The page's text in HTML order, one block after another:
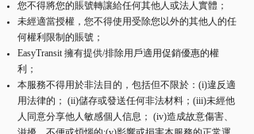
您不得將您的賬號轉讓給任何其他人或法人實體；
未經適當授權，您不得使用受除您以外的其他人的任
何權利限制的賬號；
EasyTransit 擁有提供/排除用戶適用促銷優惠的權
利；
本服務不得用於非法目的，包括但不限於：(i)違反適
用法律的； (ii)儲存或發送任何非法材料；(iii)未經他
人同意分享他人敏感個人信息； (iv)造成故意傷害、